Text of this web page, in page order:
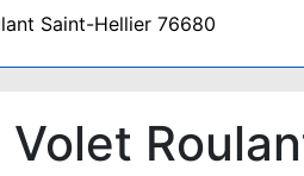
Saint-Hellier 76680
Volet